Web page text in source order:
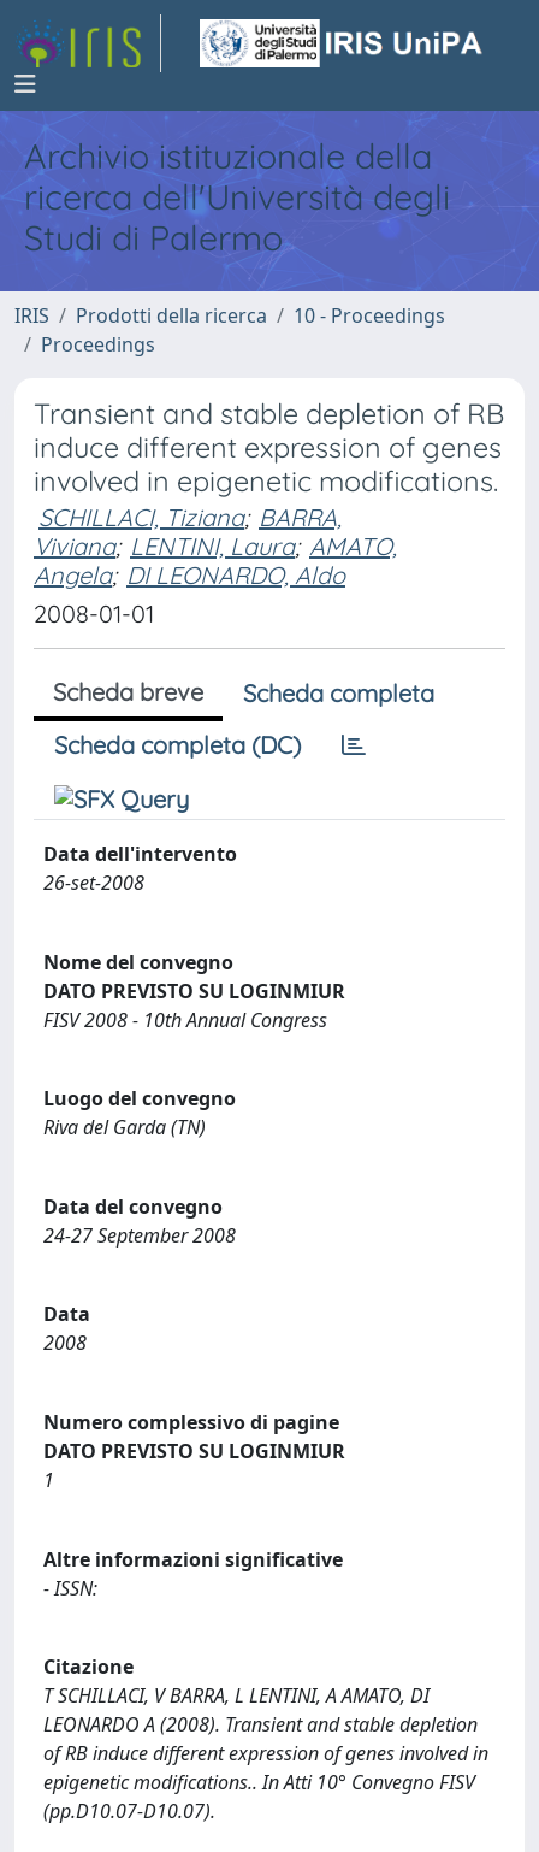
Archivio istituzionale della
ricerca dell'Università degli
Studi di Palermo
IRIS Prodotti della ricerca
10 - Proceedings
Proceedings
Transient and stable depletion of RB
induce different expression of genes
involved in epigenetic modifications.
SCHILLACI, Tiziana; BARRA,
Viviana; LENTINI, Laura; AMATO,
Angela; DI LEONARDO, Aldo
2008-01-01
Scheda breve
Scheda completa
Scheda completa (DC)
Data dell'intervento
26-set-2008
Nome del convegno
DATO PREVISTO SU LOGINMIUR
FISV 2008 - 10th Annual Congress
Luogo del convegno
Riva del Garda (TN)
Data del convegno
24-27 September 2008
Data
2008
Numero complessivo di pagine
DATO PREVISTO SU LOGINMIUR
1
Altre informazioni significative
- ISSN:
Citazione
T SCHILLACI, V BARRA, L LENTINI, A AMATO, DI
LEONARDO A (2008). Transient and stable depletion
of RB induce different expression of genes involved in
epigenetic modifications.. In Atti 10° Convegno FISV
(pp.D10.07-D10.07).